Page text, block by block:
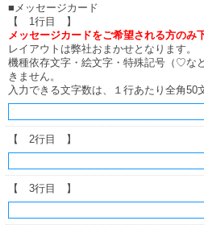
■メッセージカード
【 1行目 】
メッセージカードをご希望される方のみ
レイアウトは弊社おまかせとなります。
機種依存文字・絵文字・特殊記号（♡な
きません。
入力できる文字数は、１行あたり全角50
【 2行目 】
【 3行目 】